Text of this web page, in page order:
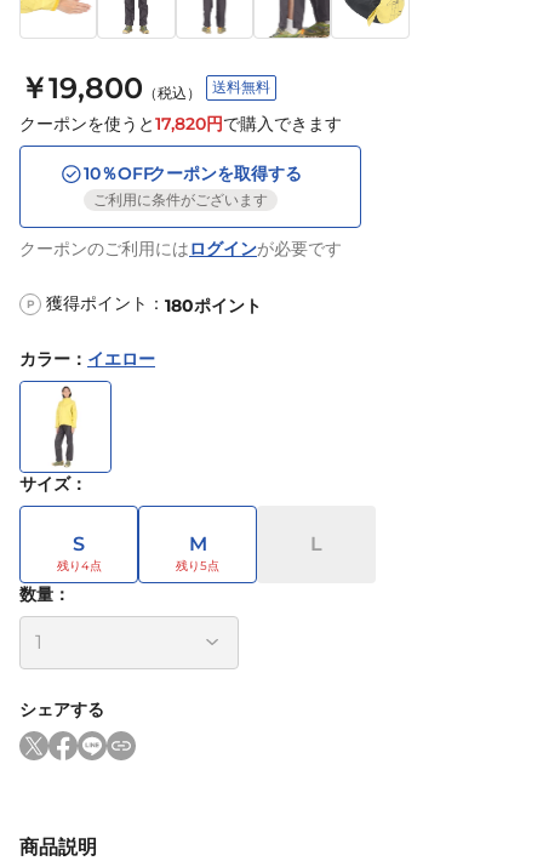
￥19,800 （税込） 送料無料
クーポンを使うと17,820円で購入できます
10％OFFクーポンを取得する
ご利用に条件がございます
クーポンのご利用にはログインが必要です
P 獲得ポイント： 180ポイント
カラー ： イエロー
サイズ：
S M L
数量：
シェアする
商品説明